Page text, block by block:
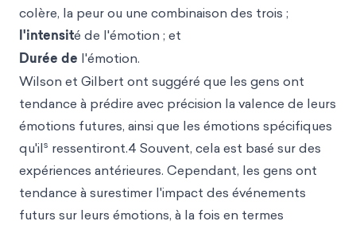
colère, la peur ou une combinaison des trois ;
l'intensité de l'émotion ; et
Durée de l'émotion.
Wilson et Gilbert ont suggéré que les gens ont
tendance à prédire avec précision la valence de leurs
émotions futures, ainsi que les émotions spécifiques
qu'ils ressentiront.4 Souvent, cela est basé sur des
expériences antérieures. Cependant, les gens ont
tendance à surestimer l'impact des événements
futurs sur leurs émotions, à la fois en termes